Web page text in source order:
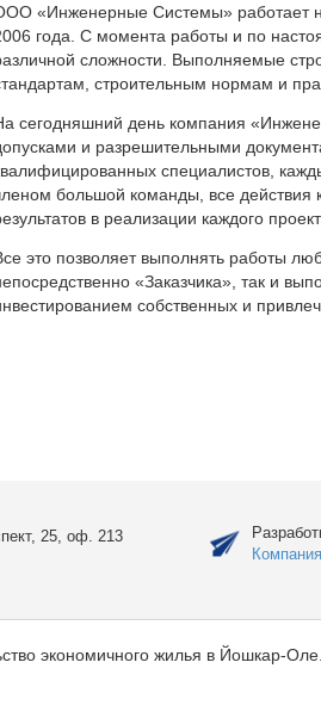
«Инженерные Системы» работает
года. С момента работы и по
сложности. Выполняемые
строительным нормам и
сегодняшний день компания
и разрешительными
специалистов,
большой команды, все действия
в реализации каждого
это позволяет выполнять работы
«Заказчика», так и
собственных и
25, оф. 213
экономичного жилья в Йошкар-